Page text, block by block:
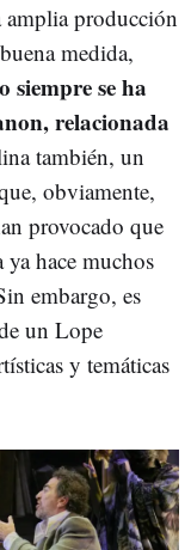
amplia producción
medida,
siempre se ha
relacionada
también, un
obviamente,
provocado que
ya hace muchos
embargo, es
un Lope
y temáticas